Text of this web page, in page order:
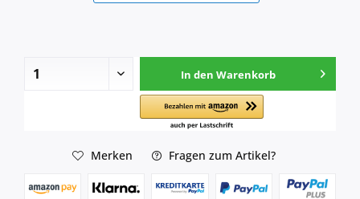
In den Warenkorb
Merken Fragen zum Artikel?